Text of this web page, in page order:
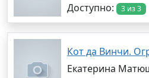
Доступно:
3 из 3
Кот да Винчи.
Екатерина